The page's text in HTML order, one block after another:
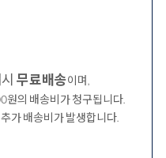
무료배송이며,
원의 배송비가 청구됩니다.
가 배송비가 발생합니다.